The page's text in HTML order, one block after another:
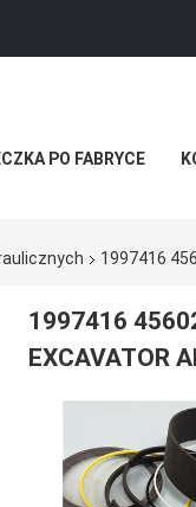
PO FABRYCE
1997416
1997416
EXCAVATOR